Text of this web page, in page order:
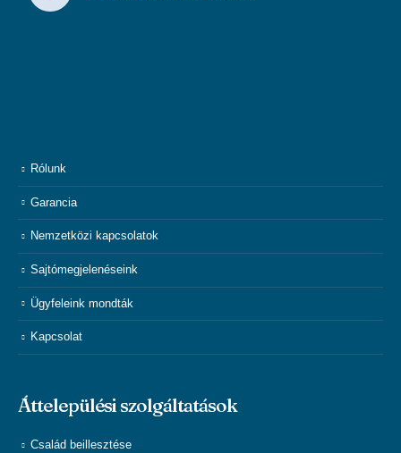
Rólunk
Garancia
Nemzetközi kapcsolatok
Sajtómegjelenéseink
Ügyfeleink mondták
Kapcsolat
Áttelepülési szolgáltatások
Család beillesztése